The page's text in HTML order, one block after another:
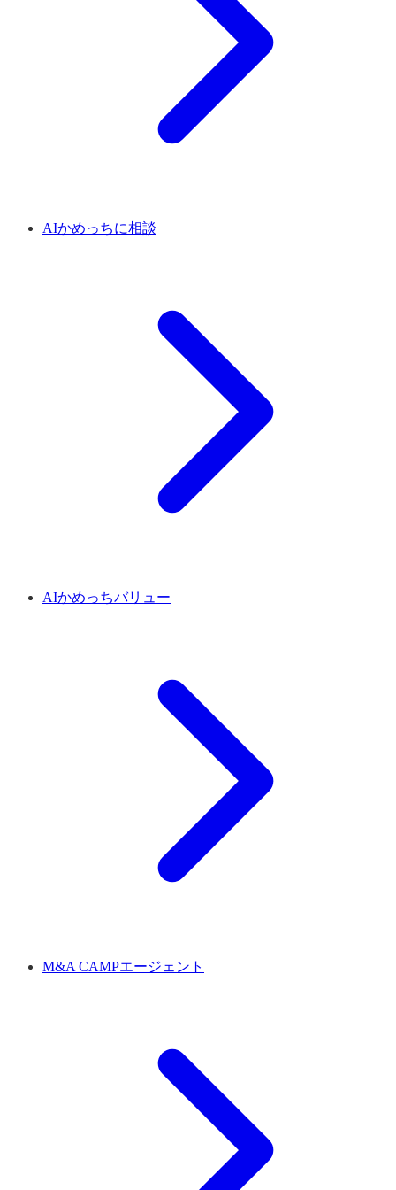
AIかめっちに相談
AIかめっちバリュー
M&A CAMPエージェント